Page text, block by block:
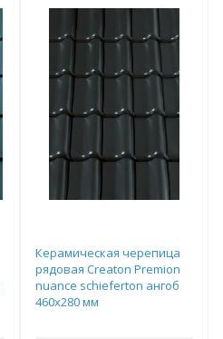
Керамическая черепица
рядовая Creaton Premion
nuance schieferton ангоб
460х280 мм